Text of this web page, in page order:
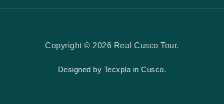
Copyright © 2026 Real Cusco Tour.
Designed by Tecxpla in Cusco.